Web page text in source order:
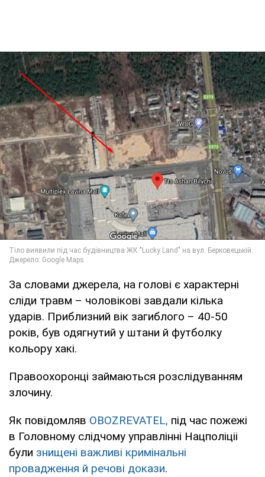
За словами джерела, на голові є характерні
сліди травм – чоловікові завдали кілька
ударів. Приблизний вік загиблого – 40-50
років, був одягнутий у штани й футболку
кольору хакі.
Правоохоронці займаються розслідуванням
злочину.
Як повідомляв OBOZREVATEL, під час пожежі
в Головному слідчому управлінні Нацполіціі
були знищені важливі кримінальні
провадження й речові докази.